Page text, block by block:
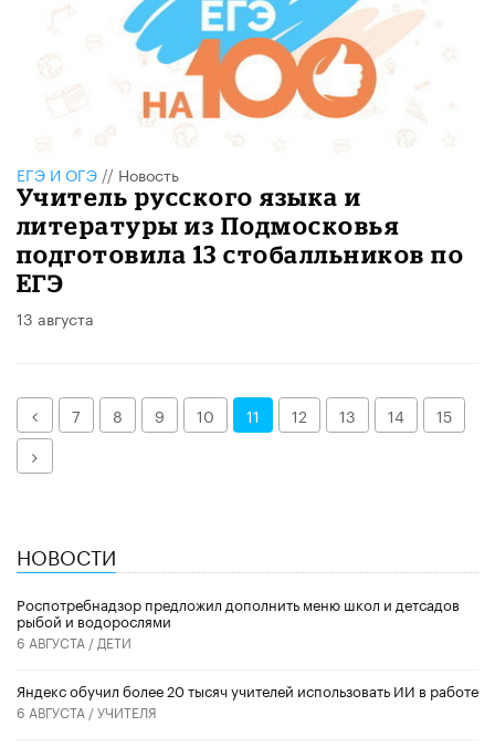
ЕГЭ И ОГЭ // Новость
Учитель русского языка и
литературы из Подмосковья
подготовила 13 стобалльников по
ЕГЭ
13 августа
Назад
7 8 9 10 11 12 13 14
15
Далее
НОВОСТИ
Роспотребнадзор предложил дополнить меню школ и детсадов
рыбой и водорослями
6 АВГУСТА / ДЕТИ
​Яндекс обучил более 20 тысяч учителей использовать ИИ в работе
6 АВГУСТА /УЧИТЕЛЯ